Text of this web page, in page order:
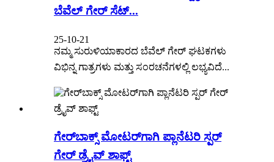
ಬೆವೆಲ್ ಗೇರ್ ಸೆಟ್...
25-10-21
ನಮ್ಮ ಸುರುಳಿಯಾಕಾರದ ಬೆವೆಲ್ ಗೇರ್ ಘಟಕಗಳು
ವಿಭಿನ್ನ ಗಾತ್ರಗಳು ಮತ್ತು ಸಂರಚನೆಗಳಲ್ಲಿ ಲಭ್ಯವಿದೆ...
ಗೇರ್‌ಬಾಕ್ಸ್ ಮೋಟರ್‌ಗಾಗಿ ಪ್ಲಾನೆಟರಿ ಸ್ಪರ್
ಗೇರ್ ಡ್ರೈವ್ ಶಾಫ್ಟ್